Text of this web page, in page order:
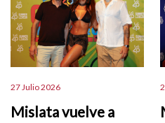
27 Julio 2026
Mislata vuelve a